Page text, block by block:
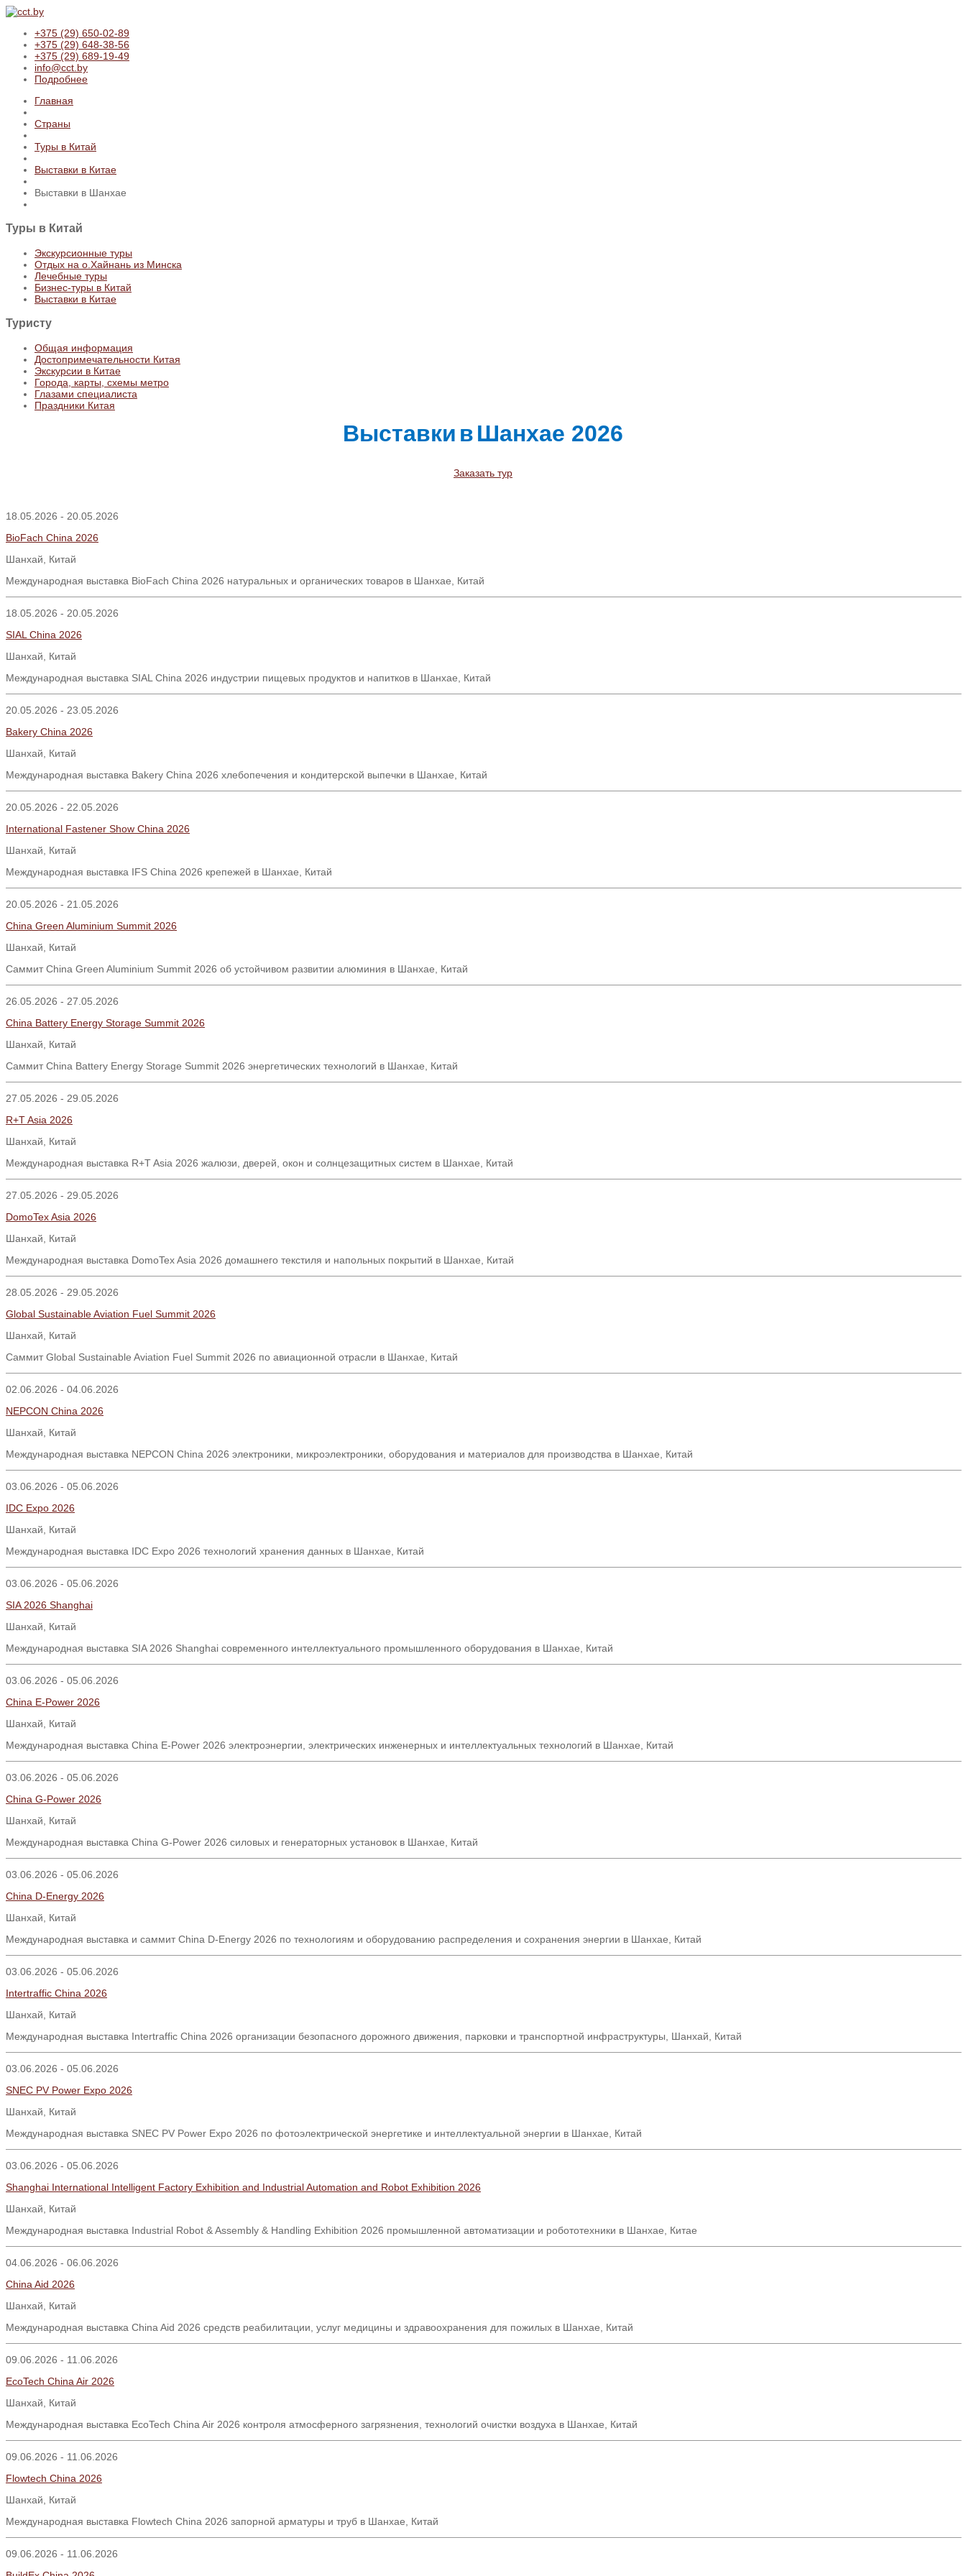
+375 (29) 650-02-89
+375 (29) 648-38-56
+375 (29) 689-19-49
info@cct.by
Подробнее
Главная
Страны
Туры в Китай
Выставки в Китае
Выставки в Шанхае
Туры в Китай
Экскурсионные туры
Отдых на о.Хайнань из Минска
Лечебные туры
Бизнес-туры в Китай
Выставки в Китае
Туристу
Общая информация
Достопримечательности Китая
Экскурсии в Китае
Города, карты, схемы метро
Глазами специалиста
Праздники Китая
Выставки вШанхае 2026
Заказать тур
18.05.2026 - 20.05.2026
BioFach China 2026
Шанхай, Китай
Международная выставка BioFach China 2026 натуральных и органических товаров в Шанхае, Китай
18.05.2026 - 20.05.2026
SIAL China 2026
Шанхай, Китай
Международная выставка SIAL China 2026 индустрии пищевых продуктов и напитков в Шанхае, Китай
20.05.2026 - 23.05.2026
Bakery China 2026
Шанхай, Китай
Международная выставка Bakery China 2026 хлебопечения и кондитерской выпечки в Шанхае, Китай
20.05.2026 - 22.05.2026
International Fastener Show China 2026
Шанхай
Китай
Международная выставка IFS China 2026 крепежей в Шанхае, Китай
20.05.2026 - 21.05.2026
China Green Aluminium Summit 2026
Шанхай
Китай
Саммит China Green Aluminium Summit 2026 об устойчивом развитии алюминия в Шанхае, Китай
26.05.2026 - 27.05.2026
China Battery Energy Storage Summit 2026
Шанхай
Китай
СаммитChina Battery Energy Storage Summit 2026 энергетических технологий в Шанхае Китай
27.05.2026 - 29.05.2026
R+T Asia 2026
Шанхай, Китай
Международная выставка R+T Asia 2026 жалюзи, дверей, окон и солнцезащитных систем в Шанхае, Китай
27.05.2026 - 29.05.2026
DomoTex Asia 2026
Шанхай, Китай
Международная выставка DomoTex Asia 2026 домашнего текстиля и напольных покрытий в Шанхае, Китай
28.05.2026 - 29.05.2026
Global Sustainable Aviation Fuel Summit 2026
Шанхай
Китай
СаммитGlobal Sustainable Aviation Fuel Summit 2026 по авиационной отрасли в Шанхае Китай
02.06.2026 - 04.06.2026
NEPCON China 2026
Шанхай, Китай
Международная выставка NEPCON China 2026 электроники, микроэлектроники, оборудования и материалов для производства в Шанхае, Китай
03.06.2026 - 05.06.2026
IDC Expo 2026
Шанхай, Китай
Международная выставка IDC Expo 2026 технологий хранения данных в Шанхае, Китай
03.06.2026 - 05.06.2026
SIA 2026 Shanghai
Шанхай, Китай
Международная выставка SIA 2026 Shanghai современного интеллектуального промышленного оборудования в Шанхае, Китай
03.06.2026 - 05.06.2026
China E-Power 2026
Шанхай
Китай
Международная выставка China E-Power 2026 электроэнергии, электрических инженерных и интеллектуальных технологий в Шанхае, Китай
03.06.2026 - 05.06.2026
China G-Power 2026
Шанхай
Китай
Международная выставка China G-Power 2026 силовых и генераторных установок в Шанхае, Китай
03.06.2026 - 05.06.2026
China D-Energy 2026
Шанхай
Китай
Международная выставка и саммит China D-Energy 2026 по технологиям и оборудованию распределения и сохранения энергии в Шанхае, Китай
03.06.2026 - 05.06.2026
Intertraffic China 2026
Шанхай, Китай
Международная выставка Intertraffic China 2026 организации безопасного дорожного движения, парковки и транспортной инфраструктуры, Шанхай, Китай
03.06.2026 - 05.06.2026
SNEC PV Power Expo 2026
Шанхай
Китай
Международная выставка SNEC PV Power Expo 2026 по фотоэлектрической энергетике и интеллектуальной энергии в Шанхае, Китай
03.06.2026 - 05.06.2026
Shanghai International Intelligent Factory Exhibition and Industrial Automation and Robot Exhibition 2026
Шанхай
Китай
Международная выставка Industrial Robot & Assembly & Handling Exhibition 2026 промышленной автоматизации и робототехники в Шанхае Китае
04.06.2026 - 06.06.2026
China Aid 2026
Шанхай, Китай
Международная выставка China Aid 2026 средств реабилитации, услуг медицины и здравоохранения для пожилых в Шанхае, Китай
09.06.2026 - 11.06.2026
EcoTech China Air 2026
Шанхай
Китай
Международная выставка EcoTech China Air 2026 контроля атмосферного загрязнения, технологий очистки воздуха в Шанхае, Китай
09.06.2026 - 11.06.2026
Flowtech China 2026
Шанхай, Китай
Международная выставка Flowtech China 2026 запорной арматуры и труб в Шанхае, Китай
09.06.2026 - 11.06.2026